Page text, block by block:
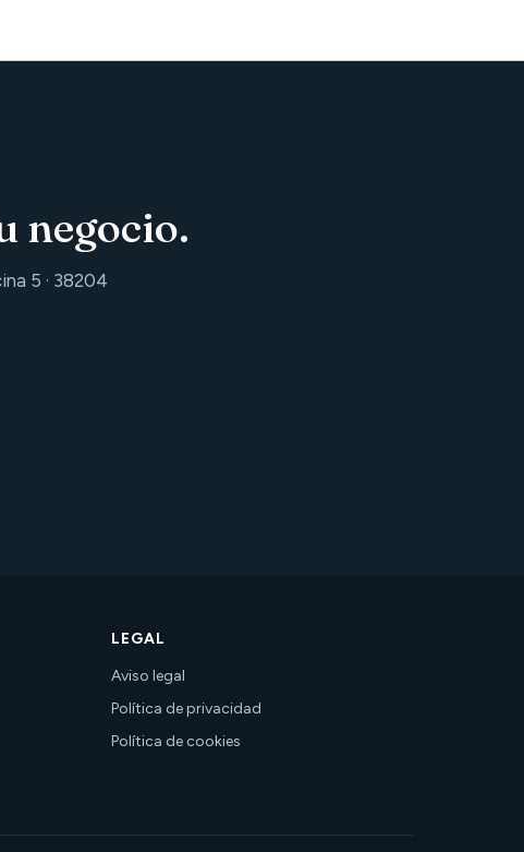
negocio.
5 · 38204
LEGAL
Aviso legal
Política de privacidad
Política de cookies